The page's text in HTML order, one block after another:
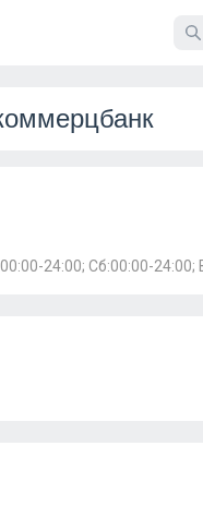
24:00; Сб:00:00-24:00;